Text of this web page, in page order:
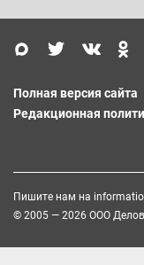
Полная версия сайта
Редакционная
Пишите нам на
© 2005 — 2026 ООО